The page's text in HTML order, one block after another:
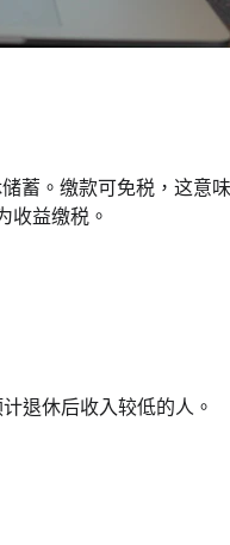
蓄。缴款可免税，这意
收益缴税。
退休后收入较低的人。